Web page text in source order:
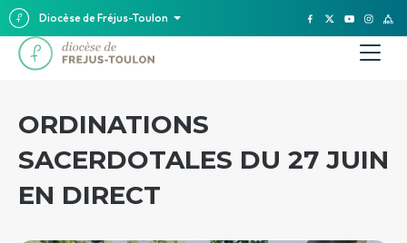
Diocèse de Fréjus-Toulon
ORDINATIONS
SACERDOTALES DU 27 JUIN
EN DIRECT